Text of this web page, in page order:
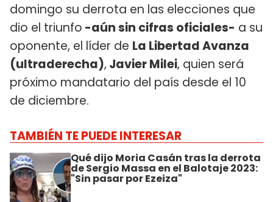
domingo su derrota en las elecciones que
dio el triunfo -aún sin cifras oficiales- a su
oponente, el líder de La Libertad Avanza
(ultraderecha), Javier Milei, quien será
próximo mandatario del país desde el 10
de diciembre.
TAMBIÉN TE PUEDE INTERESAR
Qué dijo Moria Casán tras la derrota
de Sergio Massa en el Balotaje 2023:
"Sin pasar por Ezeiza"